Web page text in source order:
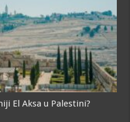
El Aksa u Palestini?